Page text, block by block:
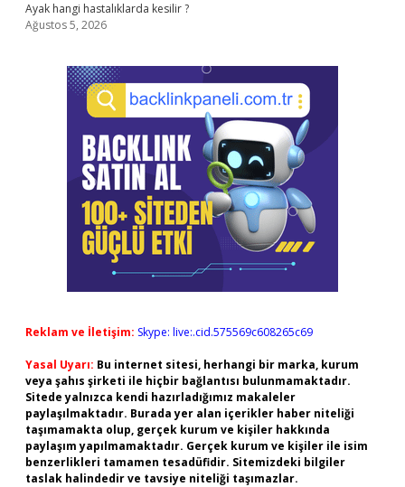
Ayak hangi hastalıklarda kesilir ?
Ağustos 5, 2026
Reklam ve İletişim: Skype: live:.cid.575569c608265c69
Yasal Uyarı: Bu internet sitesi, herhangi bir marka, kurum
veya şahıs şirketi ile hiçbir bağlantısı bulunmamaktadır.
Sitede yalnızca kendi hazırladığımız makaleler
paylaşılmaktadır. Burada yer alan içerikler haber niteliği
taşımamakta olup, gerçek kurum ve kişiler hakkında
paylaşım yapılmamaktadır. Gerçek kurum ve kişiler ile isim
benzerlikleri tamamen tesadüfidir. Sitemizdeki bilgiler
taslak halindedir ve tavsiye niteliği taşımazlar.